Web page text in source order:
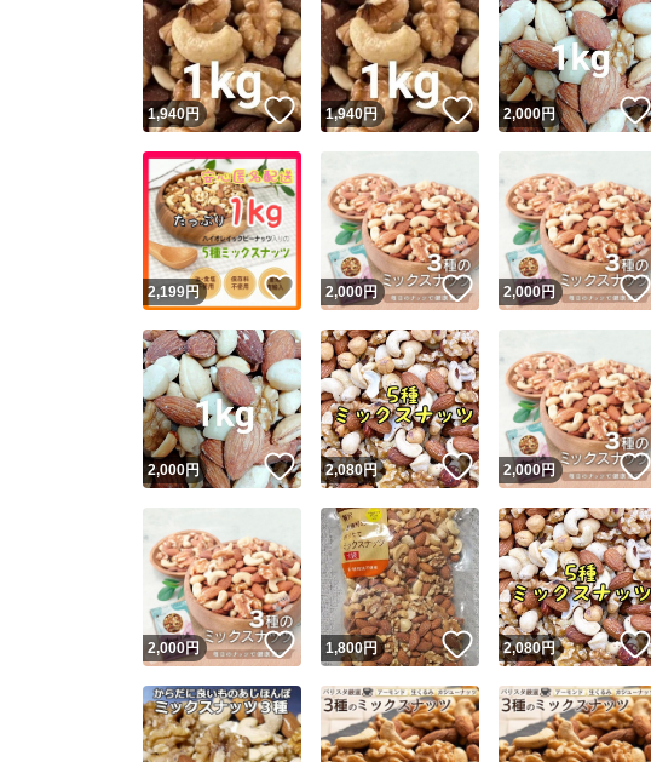
1,940円 いいね！
1,940円 いいね！
2,000円
2,199円 いいね！
2,000円 いいね！
2,000円
2,000円 いいね！
2,080円 いいね！
2,000円
2,000円 いいね！
1,800円 いいね！
2,080円